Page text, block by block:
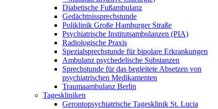
Diabetische Fußambulanz
Gedächtnissprechstunde
Poliklinik Große Hamburger Straße
Psychiatrische Institutsambulanzen (PIA)
Radiologische Praxis
Spezialsprechstunde für bipolare Erkrankungen
Ambulanz psychedelische Substanzen
Sprechstunde für das begleitete Absetzen von
psychiatrischen Medikamenten
Traumaambulanz Berlin
Tageskliniken
Gerontopsychiatrische Tagesklinik St. Lucia